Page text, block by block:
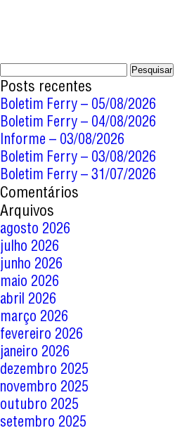
Pesquisar
por:
Posts recentes
Boletim Ferry – 05/08/2026
Boletim Ferry – 04/08/2026
Informe – 03/08/2026
Boletim Ferry – 03/08/2026
Boletim Ferry – 31/07/2026
Comentários
Arquivos
agosto 2026
julho 2026
junho 2026
maio 2026
abril 2026
março 2026
fevereiro 2026
janeiro 2026
dezembro 2025
novembro 2025
outubro 2025
setembro 2025